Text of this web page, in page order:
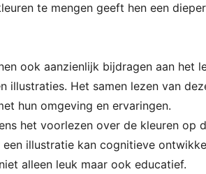
te mengen geeft hen een
ook aanzienlijk bijdragen aan het
illustraties. Het samen lezen van
hun omgeving en ervaringen.
het voorlezen over de kleuren op
illustratie kan cognitieve
alleen leuk maar ook educatief.